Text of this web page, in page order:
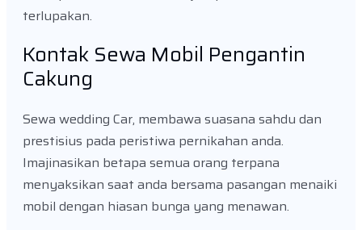
terlupakan.
Kontak Sewa Mobil Pengantin
Cakung
Sewa wedding Car, membawa suasana sahdu dan
prestisius pada peristiwa pernikahan anda.
Imajinasikan betapa semua orang terpana
menyaksikan saat anda bersama pasangan menaiki
mobil dengan hiasan bunga yang menawan.